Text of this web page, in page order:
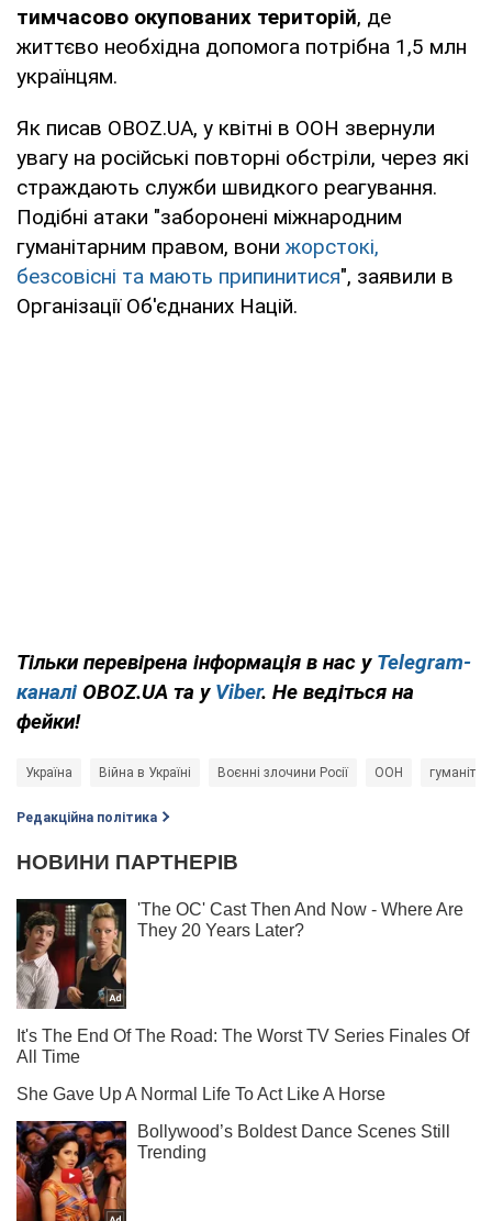
тимчасово окупованих територій, де
життєво необхідна допомога потрібна 1,5 млн
українцям.
Як писав OBOZ.UA, у квітні в ООН звернули
увагу на російські повторні обстріли, через які
страждають служби швидкого реагування.
Подібні атаки "заборонені міжнародним
гуманітарним правом, вони жорстокі,
безсовісні та мають припинитися", заявили в
Організації Об'єднаних Націй.
Тільки перевірена інформація в нас у Telegram-
каналі OBOZ.UA та у Viber. Не ведіться на
фейки!
Україна Війна в Україні Воєнні злочини Росії ООН
Редакційна політика